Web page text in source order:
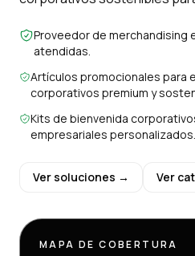
Proveedor de merchandising
atendidas.
Artículos promocionales para
corporativos premium y
Kits de bienvenida
empresariales personalizados.
Ver soluciones → Ver
MAPA DE COBERTURA